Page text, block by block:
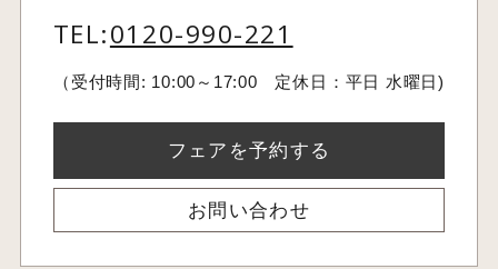
TEL:0120-990-221
（受付時間: 10:00～17:00 定休日：平日 水曜日)
フェアを予約する
お問い合わせ